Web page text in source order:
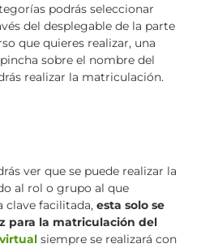
podrás seleccionar
del desplegable de la parte
que quieres realizar, una
sobre el nombre del
realizar la matriculación.
ver que se puede realizar la
al rol o grupo al que
clave facilitada, esta solo se
para la matriculación del
siempre se realizará con